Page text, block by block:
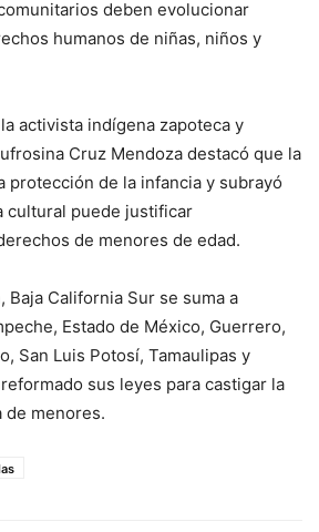
deben evolucionar
humanos de niñas, niños y
activista indígena zapoteca y
Cruz Mendoza destacó que la
protección de la infancia y subrayó
cultural puede justificar
de menores de edad.
Baja California Sur se suma a
Estado de México, Guerrero,
San Luis Potosí, Tamaulipas y
sus leyes para castigar la
de menores.